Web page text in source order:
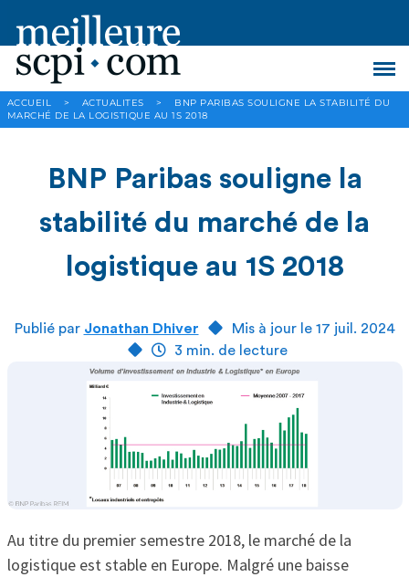
ACCUEIL > ACTUALITES >
BNP PARIBAS SOULIGNE LA STABILITÉ DU
MARCHÉ DE LA LOGISTIQUE AU 1S 2018
BNP Paribas souligne la
stabilité du marché de la
logistique au 1S 2018
Publié par Jonathan Dhiver
Mis à jour le 17 juil. 2024
3 min. de lecture
Au titre du premier semestre 2018, le marché de la
logistique est stable en Europe. Malgré une baisse